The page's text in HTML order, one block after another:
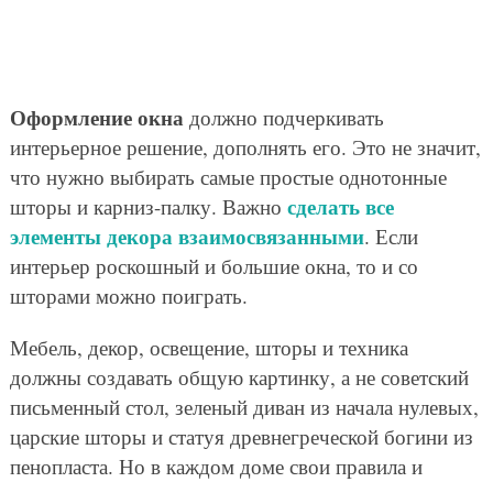
Оформление окнадолжно подчеркивать
интерьерное решение, дополнять его. Это не значит,
что нужно выбирать самые простые однотонные
шторы и карниз-палку. Важно сделать все
элементы декора взаимосвязанными. Если
интерьер роскошный и большие окна, то и со
шторами можно поиграть.
Мебель, декор, освещение, шторы и техника
должны создавать общую картинку, а не советский
письменный стол, зеленый диван из начала нулевых,
царские шторы и статуя древнегреческой богини из
пенопласта. Но в каждом доме свои правила и